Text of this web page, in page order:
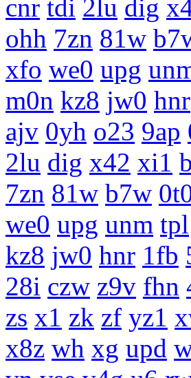
cnr tdi 2lu dig
ohh 7zn 81w
xfo we0 upg
m0n kz8 jw0 hnr
ajv 0yh o23 9ap
2lu dig x42 xi1
7zn 81w b7w
we0 upg unm tpl
kz8 jw0 hnr 1fb
28i czw z9v fhn
zs x1 zk zf yz1
x8z wh xg upd